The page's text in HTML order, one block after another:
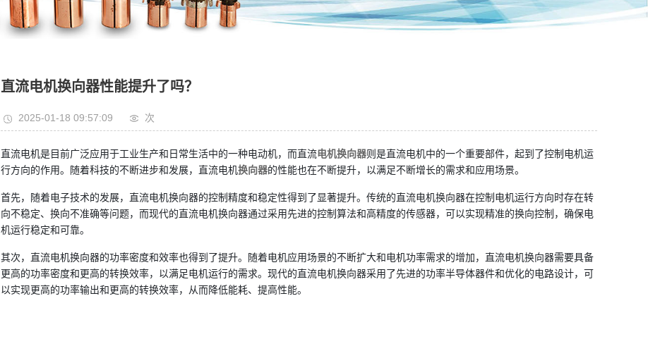
直流电机换向器性能提升了吗？
2025-01-18 09:57:09 次
直流电机是目前广泛应用于工业生产和日常生活中的一种电动机，而直流电机换向器则是直流电机中的一个重要部件，起到了控制电机运
行方向的作用。随着科技的不断进步和发展，直流电机换向器的性能也在不断提升，以满足不断增长的需求和应用场景。
首先，随着电子技术的发展，直流电机换向器的控制精度和稳定性得到了显著提升。传统的直流电机换向器在控制电机运行方向时存在转
向不稳定、换向不准确等问题，而现代的直流电机换向器通过采用先进的控制算法和高精度的传感器，可以实现精准的换向控制，确保电
机运行稳定和可靠。
其次，直流电机换向器的功率密度和效率也得到了提升。随着电机应用场景的不断扩大和电机功率需求的增加，直流电机换向器需要具备
更高的功率密度和更高的转换效率，以满足电机运行的需求。现代的直流电机换向器采用了先进的功率半导体器件和优化的电路设计，可
以实现更高的功率输出和更高的转换效率，从而降低能耗、提高性能。